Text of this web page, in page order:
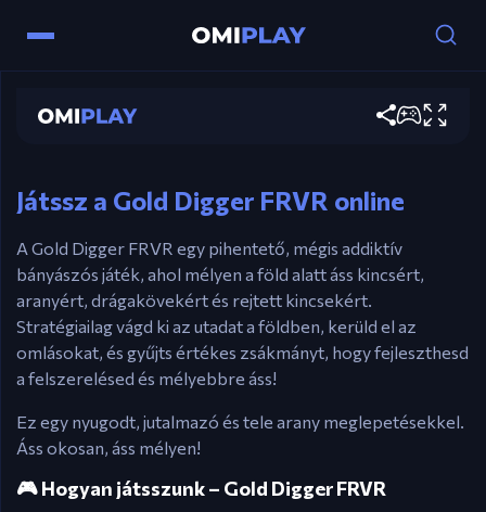
Gold Digger FRVR
Egér / Érintés – Ásás és interakció
Nyílbillentyűk / WASD – Karakter mozgatása
Esc – A játék szüneteltetése
Játssz a Gold Digger FRVR online
A Gold Digger FRVR egy pihentető, mégis addiktív
bányászós játék, ahol mélyen a föld alatt áss kincsért,
aranyért, drágakövekért és rejtett kincsekért.
Stratégiailag vágd ki az utadat a földben, kerüld el az
omlásokat, és gyűjts értékes zsákmányt, hogy fejleszthesd
a felszerelésed és mélyebbre áss!
Ez egy nyugodt, jutalmazó és tele arany meglepetésekkel.
Áss okosan, áss mélyen!
🎮 Hogyan játsszunk – Gold Digger FRVR